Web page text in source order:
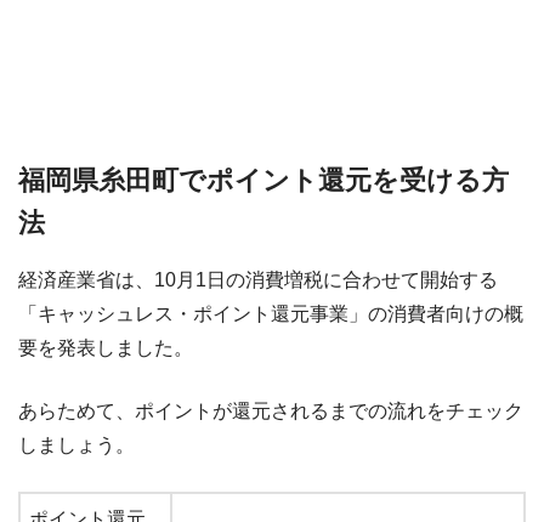
福岡県糸田町でポイント還元を受ける方
法
経済産業省は、10月1日の消費増税に合わせて開始する
「キャッシュレス・ポイント還元事業」の消費者向けの概
要を発表しました。
あらためて、ポイントが還元されるまでの流れをチェック
しましょう。